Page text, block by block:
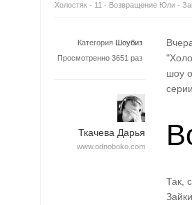
Холостяк - 11 - Возвращение Юли -
Категория Шоубиз
Просмотренно 3651 раз
Ткачева Дарья
www.odnoboko.com
шоу
Так,